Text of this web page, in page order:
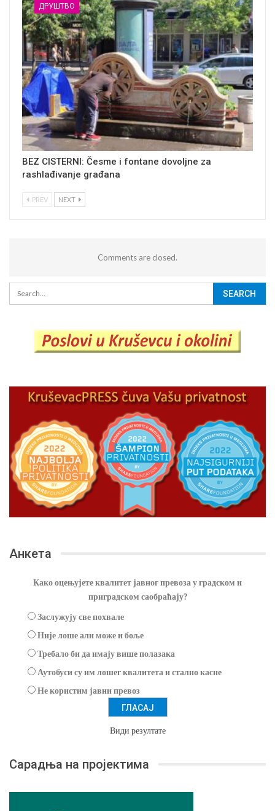
ДРУШТВО
BEZ CISTERNI: Česme i fontane dovoljne za
rashlađivanje građana
PREV NEXT
Comments are closed.
Анкета
Како оцењујете квалитет јавног превоза у градском и
приградском саобраћају?
Заслужују све похвале
Није лоше али може и боље
Требало би да имају више полазака
Аутобуси су им лошег квалитета и стално касне
Не користим јавни превоз
Види резултате
Сарадња на пројектима